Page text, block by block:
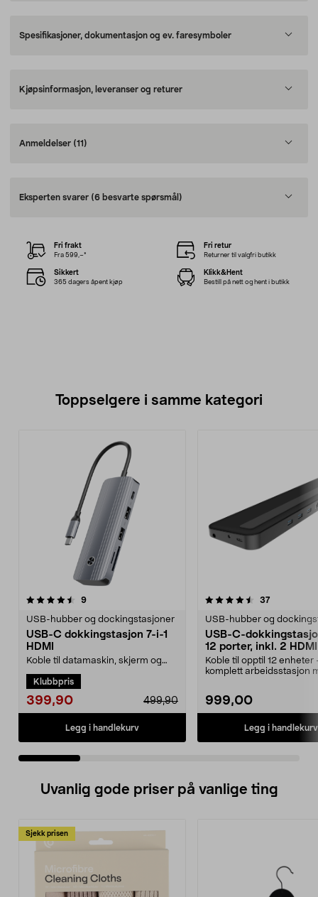
Spesifikasjoner, dokumentasjon og ev. faresymboler
Kjøpsinformasjon, leveranser og returer
Anmeldelser (11)
Eksperten svarer (6 besvarte spørsmål)
Fri frakt
Fra 599,–*
Fri retur
Returner til valgfri butikk
Sikkert
365 dagers åpent kjøp
Klikk&Hent
Bestill på nett og hent i butikk
Toppselgere i samme kategori
9anmeldelser
USB-hubber og dockingstasjoner
USB-C dokkingstasjon 7-i-1
HDMI
Koble til datamaskin, skjerm og
C dokkingstasjon...
Klubbpris
399,90 499,90
Legg i handlekurv
4.5 av 5 stjerner 37
USB-hubber og
USB-C-
12 porter, inkl. 2 HDMI
Koble til opptil 12 enheter
komplett arbeidsstasjon
999,00
Legg i handlekurv
4.5 av 5 stjerner
Uvanlig gode priser på vanlige ting
Sjekk prisen